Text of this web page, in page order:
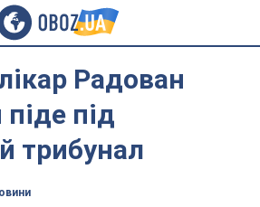
Радован
під
трибунал